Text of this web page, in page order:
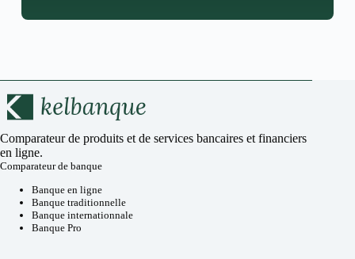
Comparateur de produits et de services bancaires et financiers
en ligne.
Comparateur de banque
Banque en ligne
Banque traditionnelle
Banque internationnale
Banque Pro